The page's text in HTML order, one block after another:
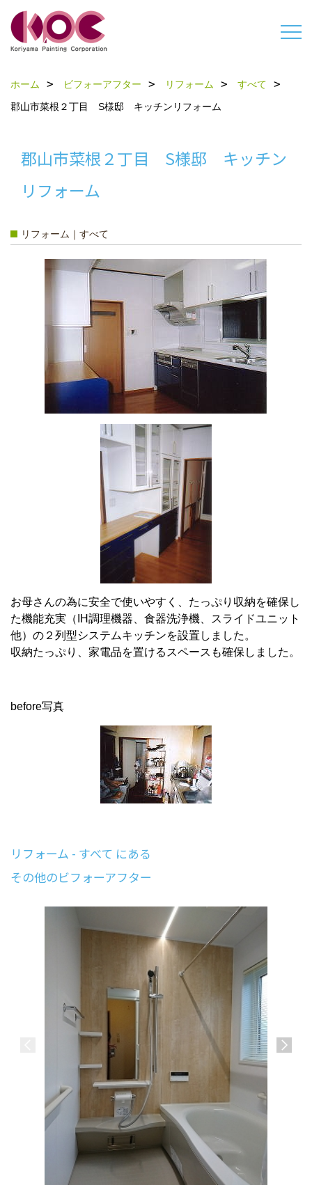
ホーム ビフォーアフター リフォーム
すべて
郡山市菜根２丁目 S様邸 キッチンリフォーム
郡山市菜根２丁目 S様邸 キッチン
リフォーム
リフォーム｜すべて
お母さんの為に安全で使いやすく、たっぷり収納を確保し
た機能充実（IH調理機器、食器洗浄機、スライドユニット
他）の２列型システムキッチンを設置しました。
収納たっぷり、家電品を置けるスペースも確保しました。
before写真
リフォーム - すべて にある
その他のビフォーアフター